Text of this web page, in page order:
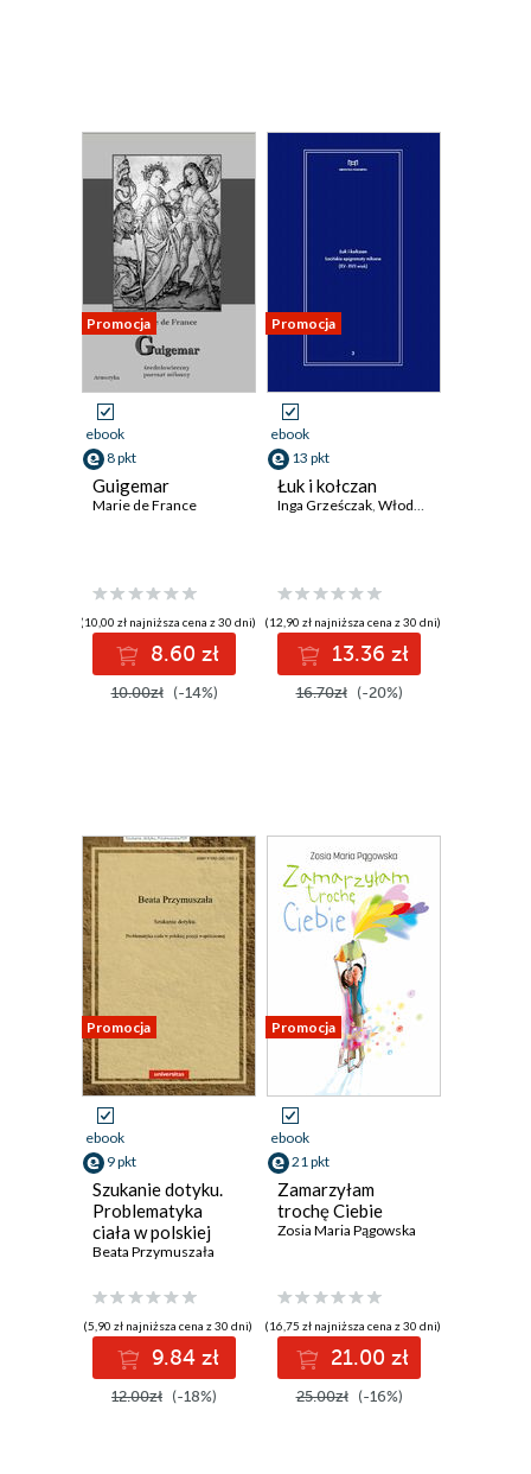
Promocja
ebook
8 pkt
Guigemar
Marie de France
(10,00 zł najniższa cena z 30 dni)
8.60 zł
10.00zł (-14%)
Promocja
ebook
13 pkt
Łuk i kołczan
Inga Grześczak, Włodzimierz Olszaniec
(12,90 zł najniższa cena z 30 dni)
13.36 zł
16.70zł (-20%)
Promocja
ebook
9 pkt
Szukanie dotyku.
Problematyka
ciała w polskiej
poezji
Beata Przymuszała
(5,90 zł najniższa cena z 30 dni)
9.84 zł
12.00zł (-18%)
Promocja
ebook
21 pkt
Zamarzyłam
trochę Ciebie
Zosia Maria Pągowska
(16,75 zł najniższa cena z 30 dni)
21.00 zł
25.00zł (-16%)